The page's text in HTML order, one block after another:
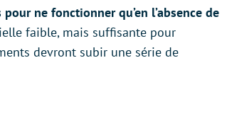
ne fonctionner qu’en l’absence de
faible, mais suffisante pour
devront subir une série de